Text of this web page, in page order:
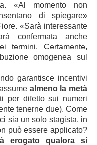
«Al momento non
di spiegare»
«Sarà interessante
confermata anche
termini. Certamente,
omogenea sul
garantisce incentivi
almeno la metà
per difetto sui numeri
tenerne due). Come
sia un solo stagista, in
può essere applicato?
erogato qualora si